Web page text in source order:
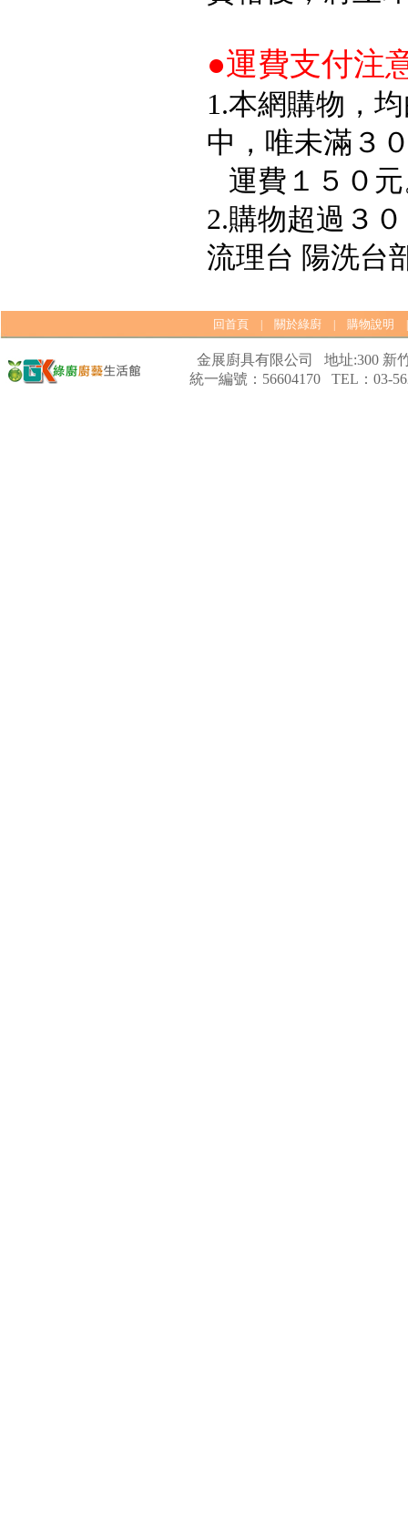
●運費支付注
1.本網購物，
中，唯未滿３
運費１５０
2.購物超過３
流理台 陽洗台
回首頁 關於綠廚 購物說明
金展廚具有限公司 地址:300 新
統一編號：56604170 TEL：03-